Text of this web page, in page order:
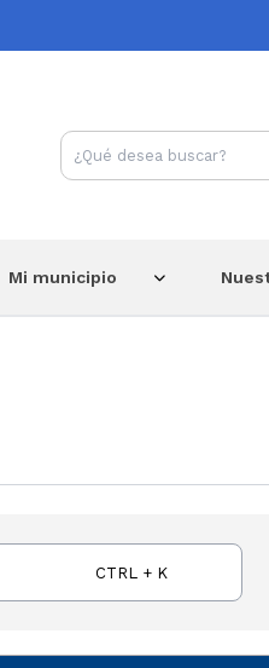
Mi municipio
CTRL + K